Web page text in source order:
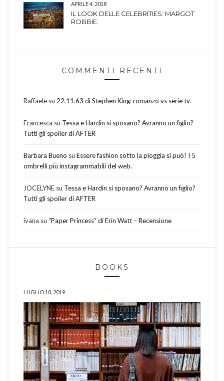
APRILE 4, 2018
IL LOOK DELLE CELEBRITIES: MARGOT
ROBBIE.
COMMENTI RECENTI
Raffaele su 22.11.63 di Stephen King: romanzo vs serie tv.
Francesca su Tessa e Hardin si sposano? Avranno un figlio?
Tutti gli spoiler di AFTER
Barbara Bueno su Essere fashion sotto la pioggia si può! I 5
ombrelli più instagrammabili del web.
JOCELYNE su Tessa e Hardin si sposano? Avranno un figlio?
Tutti gli spoiler di AFTER
ivana su “Paper Princess” di Erin Watt – Recensione
BOOKS
LUGLIO 18, 2019